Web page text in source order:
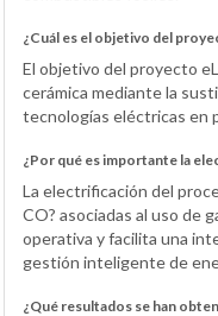
¿Cuál es el objetivo del
El objetivo del proyecto
cerámica mediante la
tecnologías eléctricas en
¿Por qué es importante la
La electrificación del
CO? asociadas al uso de
operativa y facilita una
gestión inteligente de
¿Qué resultados se han